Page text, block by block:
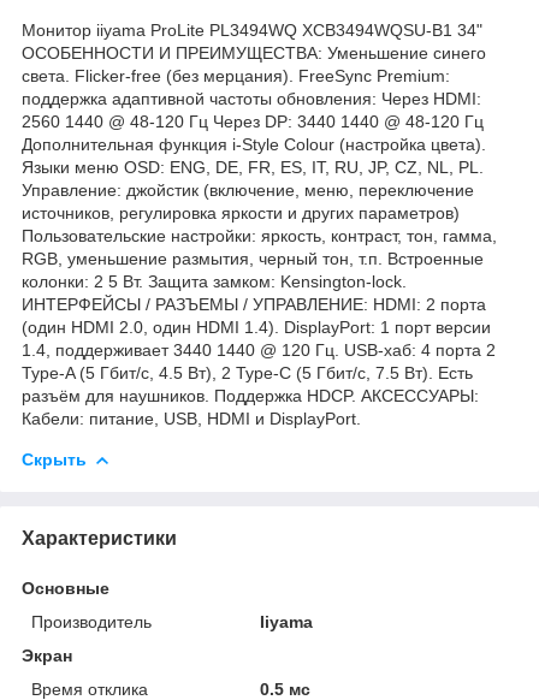
Монитор iiyama ProLite PL3494WQ XCB3494WQSU-B1 34"
ОСОБЕННОСТИ И ПРЕИМУЩЕСТВА: Уменьшение синего
света. Flicker-free (без мерцания). FreeSync Premium:
поддержка адаптивной частоты обновления: Через HDMI:
2560 1440 @ 48-120 Гц Через DP: 3440 1440 @ 48-120 Гц
Дополнительная функция i-Style Colour (настройка цвета).
Языки меню OSD: ENG, DE, FR, ES, IT, RU, JP, CZ, NL, PL.
Управление: джойстик (включение, меню, переключение
источников, регулировка яркости и других параметров)
Пользовательские настройки: яркость, контраст, тон, гамма,
RGB, уменьшение размытия, черный тон, т.п. Встроенные
колонки: 2 5 Вт. Защита замком: Kensington-lock.
ИНТЕРФЕЙСЫ / РАЗЪЕМЫ / УПРАВЛЕНИЕ: HDMI: 2 порта
(один HDMI 2.0, один HDMI 1.4). DisplayPort: 1 порт версии
1.4, поддерживает 3440 1440 @ 120 Гц. USB-хаб: 4 порта 2
Type-A (5 Гбит/с, 4.5 Вт), 2 Type-C (5 Гбит/с, 7.5 Вт). Есть
разъём для наушников. Поддержка HDCP. АКСЕССУАРЫ:
Кабели: питание, USB, HDMI и DisplayPort.
Скрыть
Характеристики
Основные
Производитель
Iiyama
Экран
Время отклика
0.5 мс